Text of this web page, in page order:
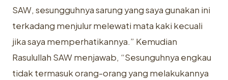
SAW, sesungguhnya sarung yang saya gunakan ini
terkadang menjulur melewati mata kaki kecuali
jika saya memperhatikannya.” Kemudian
Rasulullah SAW menjawab, “Sesunguhnya engkau
tidak termasuk orang-orang yang melakukannya